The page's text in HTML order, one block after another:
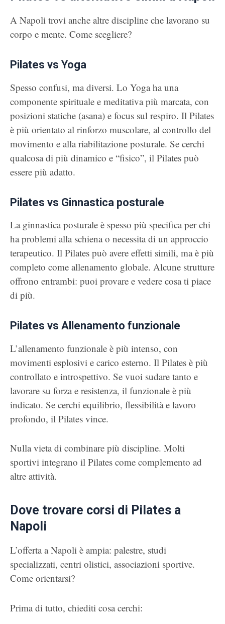
A Napoli trovi anche altre discipline che lavorano su
corpo e mente. Come scegliere?
Pilates vs Yoga
Spesso confusi, ma diversi. Lo Yoga ha una
componente spirituale e meditativa più marcata, con
posizioni statiche (asana) e focus sul respiro. Il Pilates
è più orientato al rinforzo muscolare, al controllo del
movimento e alla riabilitazione posturale. Se cerchi
qualcosa di più dinamico e “fisico”, il Pilates può
essere più adatto.
Pilates vs Ginnastica posturale
La ginnastica posturale è spesso più specifica per chi
ha problemi alla schiena o necessita di un approccio
terapeutico. Il Pilates può avere effetti simili, ma è più
completo come allenamento globale. Alcune strutture
offrono entrambi: puoi provare e vedere cosa ti piace
di più.
Pilates vs Allenamento funzionale
L’allenamento funzionale è più intenso, con
movimenti esplosivi e carico esterno. Il Pilates è più
controllato e introspettivo. Se vuoi sudare tanto e
lavorare su forza e resistenza, il funzionale è più
indicato. Se cerchi equilibrio, flessibilità e lavoro
profondo, il Pilates vince.
Nulla vieta di combinare più discipline. Molti
sportivi integrano il Pilates come complemento ad
altre attività.
Dove trovare corsi di Pilates a
Napoli
L’offerta a Napoli è ampia: palestre, studi
specializzati, centri olistici, associazioni sportive.
Come orientarsi?
Prima di tutto, chiediti cosa cerchi: